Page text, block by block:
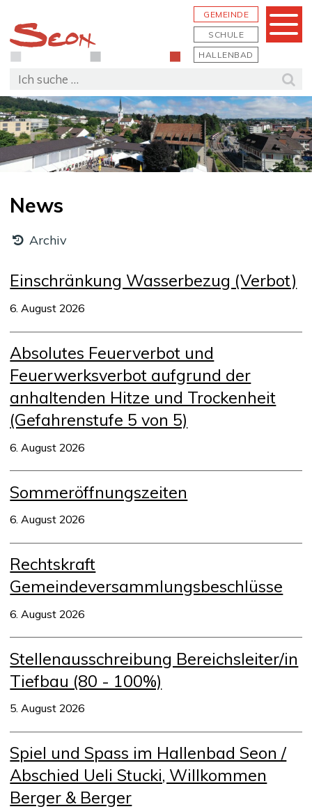
GEMEINDE
SCHULE
HALLENBAD
Menu
Suchbegriff
News
Archiv
Einschränkung Wasserbezug (Verbot)
6. August 2026
Absolutes Feuerverbot und
Feuerwerksverbot aufgrund der
anhaltenden Hitze und Trockenheit
(Gefahrenstufe 5 von 5)
6. August 2026
Sommeröffnungszeiten
6. August 2026
Rechtskraft
Gemeindeversammlungsbeschlüsse
6. August 2026
Stellenausschreibung Bereichsleiter/in
Tiefbau (80 - 100%)
5. August 2026
Spiel und Spass im Hallenbad Seon /
Abschied Ueli Stucki, Willkommen
Berger & Berger